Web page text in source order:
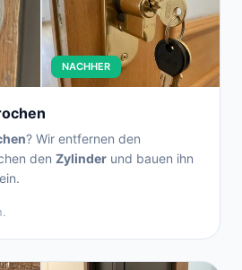
NACHHER
? Wir entfernen den
den Zylinder und bauen ihn